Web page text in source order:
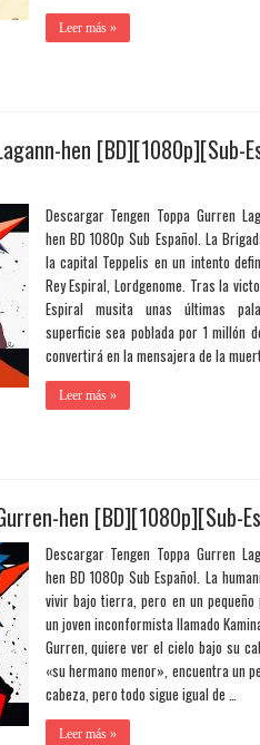
Leer más »
hen [BD][1080p][Sub-
Descargar Tengen Toppa Gurren
hen BD 1080p Sub Español. La
la capital Teppelis en un intento
Rey Espiral, Lordgenome. Tras la
Espiral musita unas últimas
superficie sea poblada por 1 millón
convertirá en la mensajera de la
Leer más »
hen [BD][1080p][Sub-
Descargar Tengen Toppa Gurren
hen BD 1080p Sub Español. La
vivir bajo tierra, pero en un pequeño
un joven inconformista llamado
Gurren, quiere ver el cielo bajo su
«su hermano menor», encuentra un
cabeza, pero todo sigue igual de …
Leer más »